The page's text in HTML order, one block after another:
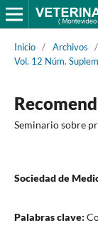
Inicio / Archivos
/
Vol. 12 Núm.
Seminario sobre
Sociedad de
Palabras clave: